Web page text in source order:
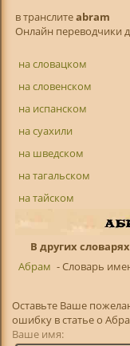
в транслитeabram
Онлайн переводчики
на словацком
на словенском
на испанском
на суахили
на шведском
на тагальском
на тайском
В других
Абрам - Словарь
Оставьте Ваше
ошибку в статье о
Ваше имя: